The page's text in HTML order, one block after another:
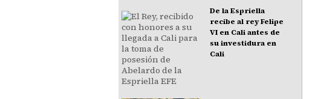
De la Espriella
recibe al rey Felipe
VI en Cali antes de
su investidura en
Cali